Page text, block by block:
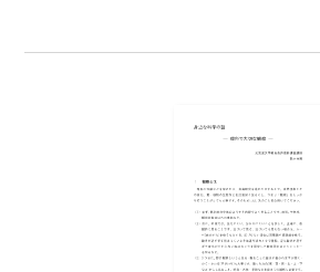
きます。中学校では、ガスバ
実験器具それぞれの使い方や
について丁寧に指導する必要